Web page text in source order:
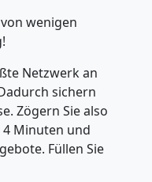
wenigen
Netzwerk an
sichern
Zögern Sie also
4 Minuten und
Füllen Sie